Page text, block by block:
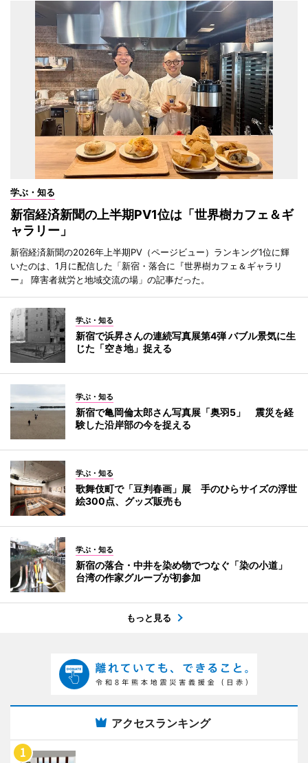
学ぶ・知る
新宿経済新聞の上半期PV1位は「世界樹カフェ＆ギ
ャラリー」
新宿経済新聞の2026年上半期PV（ページビュー）ランキング1位に輝
いたのは、1月に配信した「新宿・落合に『世界樹カフェ＆ギャラリ
ー』 障害者就労と地域交流の場」の記事だった。
学ぶ・知る
新宿で浜昇さんの連続写真展第4弾 バブル景気に生
じた「空き地」捉える
学ぶ・知る
新宿で亀岡倫太郎さん写真展「奥羽5」 震災を経
験した沿岸部の今を捉える
学ぶ・知る
歌舞伎町で「豆判春画」展 手のひらサイズの浮世
絵300点、グッズ販売も
学ぶ・知る
新宿の落合・中井を染め物でつなぐ「染の小道」
台湾の作家グループが初参加
もっと見る
アクセスランキング